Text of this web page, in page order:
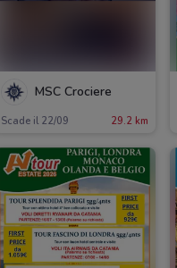
MSC Crociere
Scade il 22/09 29.2 km